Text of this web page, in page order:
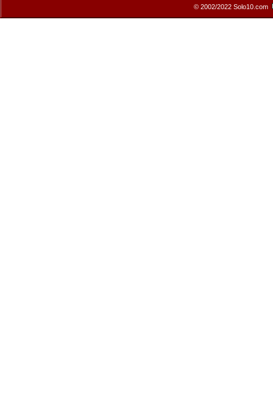
© 2002/2022 Solo10.com